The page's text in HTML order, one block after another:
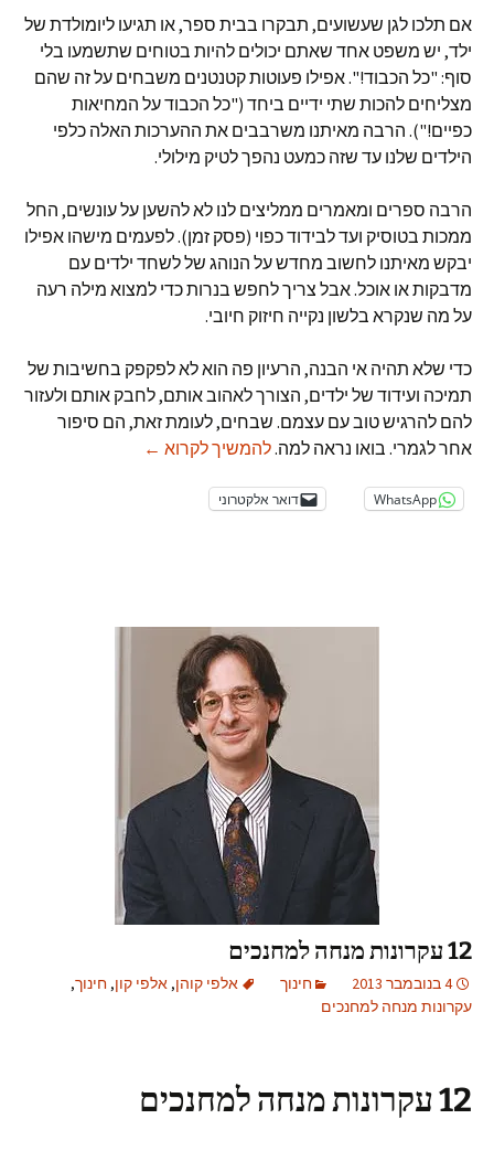
אם תלכו לגן שעשועים, תבקרו בבית ספר, או תגיעו ליומולדת של
ילד, יש משפט אחד שאתם יכולים להיות בטוחים שתשמעו בלי
סוף: "כל הכבוד!". אפילו פעוטות קטנטנים משבחים על זה שהם
מצליחים להכות שתי ידיים ביחד ("כל הכבוד על המחיאות
כפיים!"). הרבה מאיתנו משרבבים את ההערכות האלה כלפי
הילדים שלנו עד שזה כמעט נהפך לטיק מילולי.
הרבה ספרים ומאמרים ממליצים לנו לא להשען על עונשים, החל
ממכות בטוסיק ועד לבידוד כפוי (פסק זמן). לפעמים מישהו אפילו
יבקש מאיתנו לחשוב מחדש על הנוהג של לשחד ילדים עם
מדבקות או אוכל. אבל צריך לחפש בנרות כדי למצוא מילה רעה
על מה שנקרא בלשון נקייה חיזוק חיובי.
כדי שלא תהיה אי הבנה, הרעיון פה הוא לא לפקפק בחשיבות של
תמיכה ועידוד של ילדים, הצורך לאהוב אותם, לחבק אותם ולעזור
להם להרגיש טוב עם עצמם. שבחים, לעומת זאת, הם סיפור
אחר לגמרי. בואו נראה למה.להמשיך לקרוא חמש סיבות להפסיק
←
WhatsApp דואר אלקטרוני
12 עקרונות מנחה למחנכים
4 בנובמבר 2013 חינוך אלפי קוהן, אלפי קון, חינוך,
עקרונות מנחה למחנכים
12 עקרונות מנחה למחנכים